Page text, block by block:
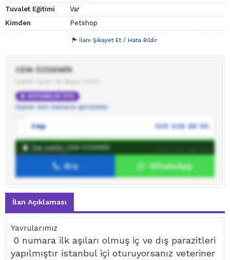
Tuvalet Eğitimi
Var
Kimden
Petshop
İlanı Şikayet Et / Hata Bildir
CEM ÖZDEMİR
Üyenin tüm ilanlarını görüntüle
Cep 539 436 88 90
WhatsApp
İlan sahibine mesaj gönder
İlan sahibi: CEM ÖZDEMİR
Ara WhatsApp
İlan Açıklaması
Yavrularımız
0 numara ilk aşıları olmuş iç ve dış parazitleri
yapılmıştır istanbul içi oturuyorsanız veteriner